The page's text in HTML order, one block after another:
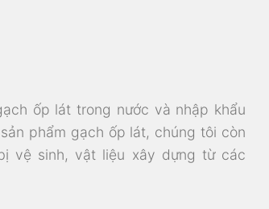
ốp lát trong nước và nhập khẩu
phẩm gạch ốp lát, chúng tôi còn
vệ sinh, vật liệu xây dựng từ các